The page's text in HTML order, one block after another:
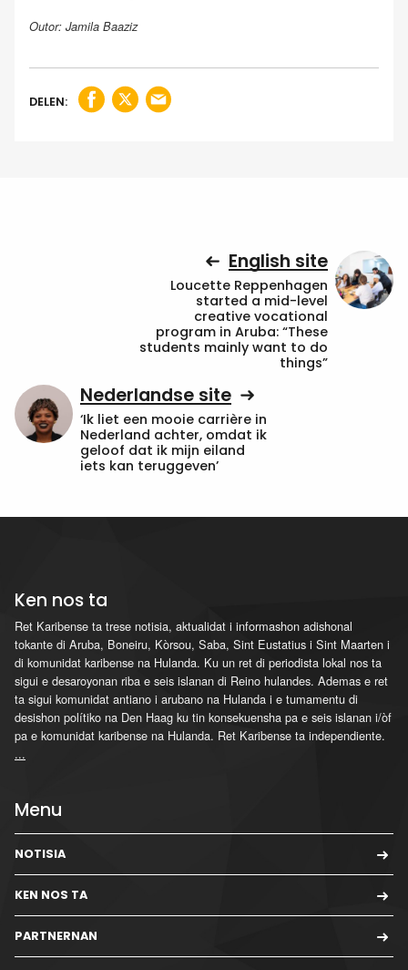
Outor: Jamila Baaziz
DELEN:
English site
Loucette Reppenhagen
started a mid-level
creative vocational
program in Aruba: “These
students mainly want to do
things”
Nederlandse site
‘Ik liet een mooie carrière in
Nederland achter, omdat ik
geloof dat ik mijn eiland
iets kan teruggeven’
Ken nos ta
Ret Karibense ta trese notisia, aktualidat i informashon adishonal
tokante di Aruba, Boneiru, Kòrsou, Saba, Sint Eustatius i Sint Maarten i
di komunidat karibense na Hulanda. Ku un ret di periodista lokal nos ta
sigui e desaroyonan riba e seis islanan di Reino hulandes. Ademas e ret
ta sigui komunidat antiano i arubano na Hulanda i e tumamentu di
desishon polítiko na Den Haag ku tin konsekuensha pa e seis islanan i/òf
pa e komunidat karibense na Hulanda. Ret Karibense ta independiente.
...
Menu
NOTISIA
KEN NOS TA
PARTNERNAN